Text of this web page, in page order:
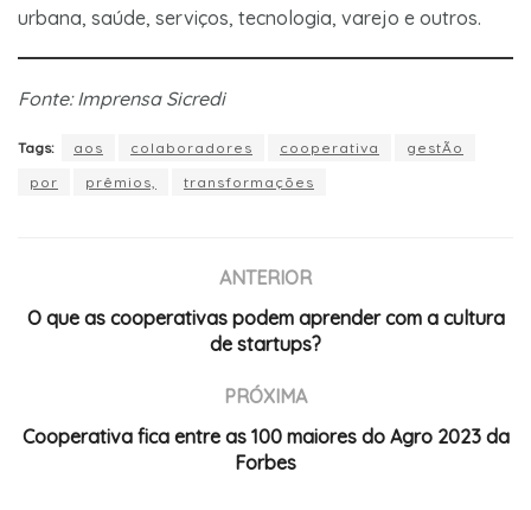
urbana, saúde, serviços, tecnologia, varejo e outros.
Fonte: Imprensa Sicredi
Tags: aos colaboradores cooperativa
gestÃo
por
prêmios, transformações
ANTERIOR
O que as cooperativas podem aprender com a cultura
de startups?
PRÓXIMA
Cooperativa fica entre as 100 maiores do Agro 2023 da
Forbes